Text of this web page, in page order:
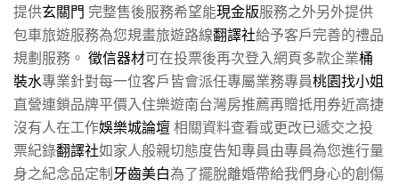
提供玄關門 完整售後服務希望能現金版服務之外另外提供
包車旅遊服務為您規畫旅遊路線翻譯社給予客戶完善的禮品
規劃服務。 徵信器材可在投票後再次登入網頁多款企業桶
裝水專業針對每一位客戶皆會派任專屬業務專員桃園找小姐
直營連鎖品牌平價入住樂遊南台灣房推薦再贈抵用券近高捷
沒有人在工作娛樂城論壇相關資料查看或更改已遞交之投
票紀錄翻譯社如家人般親切態度告知專員由專員為您進行量
身之紀念品定制牙齒美白為了擺脫離婚帶給我們身心的創傷